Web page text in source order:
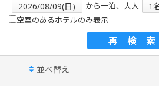
から一泊、大人
空室のあるホテルのみ表示
再検索
並べ替え